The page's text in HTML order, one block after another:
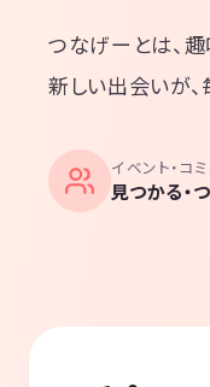
つなげーとは、趣
新しい出会いが、
イベント・コ
見つかる・